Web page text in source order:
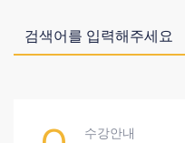
수강안내